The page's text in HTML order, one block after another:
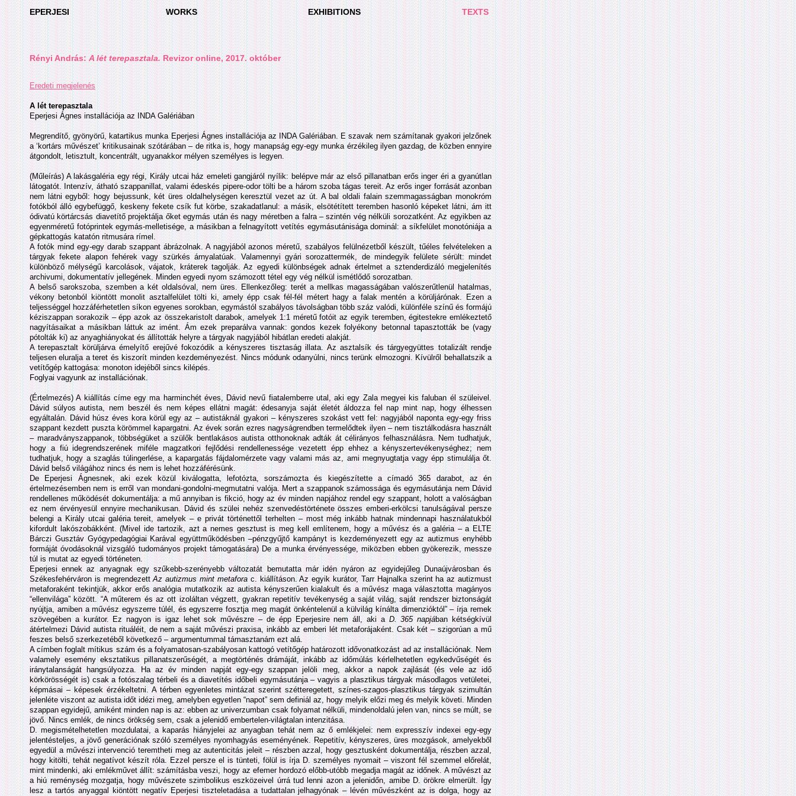
EPERJESI WORKS EXHIBITIONS TEXTS
Rényi András: A lét terepasztala.Revizor online, 2017. október
Eredeti megjelenés
A lét terepasztala
Eperjesi Ágnes installációja az INDA Galériában
Megrendítő, gyönyörű, katartikus munka Eperjesi Ágnes installációja az INDA Galériában. E szavak nem számítanak gyakori jelzőnek
a ‘kortárs művészet’ kritikusainak szótárában – de ritka is, hogy manapság egy-egy munka érzékileg ilyen gazdag, de közben ennyire
átgondolt, letisztult, koncentrált, ugyanakkor mélyen személyes is legyen.
(Műleírás) A lakásgaléria egy régi, Király utcai ház emeleti gangjáról nyílik: belépve már az első pillanatban erős inger éri a gyanútlan
látogatót. Intenzív, átható szappanillat, valami édeskés pipere-odor tölti be a három szoba tágas tereit. Az erős inger forrását azonban
nem látni egyből: hogy bejussunk, két üres oldalhelységen keresztül vezet az út. A bal oldali falain szemmagasságban monokróm
fotókból álló egybefüggő, keskeny fekete csík fut körbe, szakadatlanul: a másik, elsötétített teremben hasonló képeket látni, ám itt
ódivatú körtárcsás diavetítő projektálja őket egymás után és nagy méretben a falra – szintén vég nélküli sorozatként. Az egyikben az
egyenméretű fotóprintek egymás-melletisége, a másikban a felnagyított vetítés egymásutánisága dominál: a síkfelület monotóniája a
gépkattogás katatón ritmusára rímel.
A fotók mind egy-egy darab szappant ábrázolnak. A nagyjából azonos méretű, szabályos felülnézetből készült, tűéles felvételeken a
tárgyak fekete alapon fehérek vagy szürkés árnyalatúak. Valamennyi gyári sorozattermék, de mindegyik felülete sérült: mindet
különböző mélységű karcolások, vájatok, kráterek tagolják. Az egyedi különbségek adnak értelmet a sztenderdizáló megjelenítés
archivumi, dokumentatív jellegének. Minden egyedi nyom számozott tétel egy vég nélkül ismétlődő sorozatban.
A belső sarokszoba, szemben a két oldalsóval, nem üres. Ellenkezőleg: terét a mellkas magasságában valószerűtlenül hatalmas,
vékony betonból kiöntött monolit asztalfelület tölti ki, amely épp csak fél-fél métert hagy a falak mentén a körüljárónak. Ezen a
teljességgel hozzáférhetetlen síkon egyenes sorokban, egymástól szabályos távolságban több száz valódi, különféle színű és formájú
kéziszappan sorakozik – épp azok az összekaristolt darabok, amelyek 1:1 méretű fotóit az egyik teremben, égitestekre emlékeztető
nagyításaikat a másikban láttuk az imént. Ám ezek preparálva vannak: gondos kezek folyékony betonnal tapasztották be (vagy
pótolták ki) az anyaghiányokat és állították helyre a tárgyak nagyjából hibátlan eredeti alakját.
A terepasztalt körüljárva émelyítő erejűvé fokozódik a kényszeres tisztaság illata. Az asztalsík és tárgyegyüttes totalizált rendje
teljesen eluralja a teret és kiszorít minden kezdeményezést. Nincs módunk odanyúlni, nincs terünk elmozogni. Kívülről behallatszik a
vetítőgép kattogása: monoton idejéből sincs kilépés.
Foglyai vagyunk az installációnak.
(Értelmezés) A kiállítás címe egy ma harminchét éves, Dávid nevű fiatalemberre utal, aki egy Zala megyei kis faluban él szüleivel.
Dávid súlyos autista, nem beszél és nem képes ellátni magát: édesanyja saját életét áldozza fel nap mint nap, hogy élhessen
egyáltalán. Dávid húsz éves kora körül egy az – autistáknál gyakori – kényszeres szokást vett fel: nagyjából naponta egy-egy friss
szappant kezdett puszta körömmel kapargatni. Az évek során ezres nagyságrendben termelődtek ilyen – nem tisztálkodásra használt
– maradványszappanok, többségüket a szülők bentlakásos autista otthonoknak adták át célirányos felhasználásra. Nem tudhatjuk,
hogy a fiú idegrendszerének miféle magzatkori fejlődési rendellenessége vezetett épp ehhez a kényszertevékenységhez; nem
tudhatjuk, hogy a szaglás túlingerlése, a kapargatás fájdalomérzete vagy valami más az, ami megnyugtatja vagy épp stimulálja őt.
Dávid belső világához nincs és nem is lehet hozzáférésünk.
De Eperjesi Ágnesnek, aki ezek közül kiválogatta, lefotózta, sorszámozta és kiegészítette a címadó 365 darabot, az én
értelmezésemben nem is erről van mondani-gondolni-megmutatni valója. Mert a szappanok számossága és egymásutánja nem Dávid
rendellenes működését dokumentálja: a mű annyiban is fikció, hogy az év minden napjához rendel egy szappant, holott a valóságban
ez nem érvényesül ennyire mechanikusan. Dávid és szülei nehéz szenvedéstörténete összes emberi-erkölcsi tanulságával persze
belengi a Király utcai galéria tereit, amelyek – e privát történettől terhelten – most még inkább hatnak mindennapi használatukból
kifordult lakószobákként. (Mivel ide tartozik, azt a nemes gesztust is meg kell említenem, hogy a művész és a galéria – a ELTE
Bárczi Gusztáv Gyógypedagógiai Karával együttműködésben –pénzgyűjtő kampányt is kezdeményezett egy az autizmus enyhébb
formáját óvodásoknál vizsgáló tudományos projekt támogatására) De a munka érvényessége, miközben ebben gyökerezik, messze
túl is mutat az egyedi történeten.
Eperjesi ennek az anyagnak egy szűkebb-szerényebb változatát bemutatta már idén nyáron az egyidejűleg Dunaújvárosban és
Székesfehérváron is megrendezettAz autizmus mint metaforac. kiállításon. Az egyik kurátor, Tarr Hajnalka szerint ha az autizmust
metaforaként tekintjük, akkor erős analógia mutatkozik az autista kényszerűen kialakult és a művész maga választotta magányos
“ellenvilága” között. “A műterem és az ott izoláltan végzett, gyakran repetitív tevékenység a saját világ, saját rendszer biztonságát
nyújtja, amiben a művész egyszerre túlél, és egyszerre fosztja meg magát önkéntelenül a külvilág kínálta dimenzióktól” – írja remek
szövegében a kurátor. Ez nagyon is igaz lehet sok művészre – de épp Eperjesire nem áll, aki aD. 365 napjában kétségkívül
átértelmezi Dávid autista rituáléit, de nem a saját művészi praxisa, inkább az emberi lét metaforájaként. Csak két – szigorúan a mű
feszes belső szerkezetéből következő – argumentummal támasztanám ezt alá.
A címben foglalt mítikus szám és a folyamatosan-szabályosan kattogó vetítőgép határozott idővonatkozást ad az installációnak. Nem
valamely esemény eksztatikus pillanatszerűségét, a megtörténés drámáját, inkább az időmúlás kérlelhetetlen egykedvűségét és
iránytalanságát hangsúlyozza. Ha az év minden napját egy-egy szappan jelöli meg, akkor a napok zajlását (és vele az idő
körkörösségét is) csak a fotószalag térbeli és a diavetítés időbeli egymásutánja – vagyis a plasztikus tárgyak másodlagos vetületei,
képmásai – képesek érzékeltetni. A térben egyenletes mintázat szerint szétteregetett, színes-szagos-plasztikus tárgyak szimultán
jelenléte viszont az autista időt idézi meg, amelyben egyetlen “napot” sem definiál az, hogy melyik előzi meg és melyik követi. Minden
szappan egyidejű, amiként minden nap is az: ebben az univerzumban csak folyamat nélküli, mindenoldalú jelen van, nincs se múlt, se
jövő. Nincs emlék, de nincs örökség sem, csak a jelenidő embertelen-világtalan intenzitása.
D. megismételhetetlen mozdulatai, a kaparás hiányjelei az anyagban tehát nem az ő emlékjelei: nem expresszív indexei egy-egy
jelentésteljes, a jövő generációnak szóló személyes nyomhagyás eseményének. Repetitív, kényszeres, üres mozgások, amelyekből
egyedül a művészi intervenció teremtheti meg az autenticitás jeleit – részben azzal, hogy gesztusként dokumentálja, részben azzal,
hogy kitölti, tehát negatívot készít róla. Ezzel persze el is tünteti, fölül is írja D. személyes nyomait – viszont fél szemmel előrelát,
mint mindenki, aki emlékművet állít: számításba veszi, hogy az efemer hordozó előbb-utóbb megadja magát az időnek. A művészt az
a hiú reménység mozgatja, hogy művészete szimbolikus eszközeivel úrrá tud lenni azon a jelenidőn, amibe D. örökre elmerült. Így
lesz a tartós anyaggal kiöntött negatív Eperjesi tiszteletadása a tudattalan jelhagyónak – lévén művészként az is dolga, hogy az